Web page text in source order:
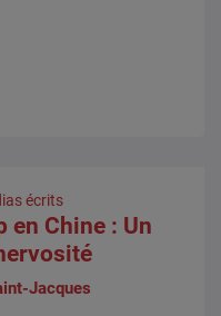
écrits
en Chine : Un
Jacques